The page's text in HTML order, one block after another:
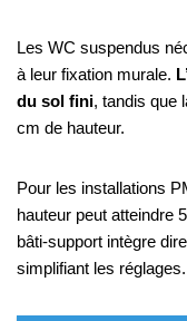
Les WC suspendus
à leur fixation murale.
du sol fini, tandis que
cm de hauteur.
Pour les installations
hauteur peut atteindre
bâti-support intègre
simplifiant les réglages.